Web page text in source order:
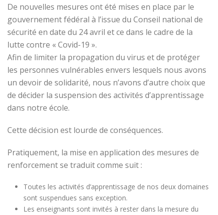
De nouvelles mesures ont été mises en place par le
gouvernement fédéral à l’issue du Conseil national de
sécurité en date du 24 avril et ce dans le cadre de la
lutte contre « Covid-19 ».
Afin de limiter la propagation du virus et de protéger
les personnes vulnérables envers lesquels nous avons
un devoir de solidarité, nous n’avons d’autre choix que
de décider la suspension des activités d’apprentissage
dans notre école.
Cette décision est lourde de conséquences.
Pratiquement, la mise en application des mesures de
renforcement se traduit comme suit :
Toutes les activités d’apprentissage de nos deux domaines
sont suspendues sans exception.
Les enseignants sont invités à rester dans la mesure du